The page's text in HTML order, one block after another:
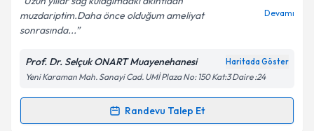
Metni'ni okudum ve kişisel verilerimin belirtilen
kapsamda işlenmesini kabul ediyorum.
Takvim Talebini Gönder
muzdariptim.Daha önce olduğum ameliyat
sonrasında...
Devamı
Prof. Dr. Selçuk ONART Muayenehanesi Haritada Göster
Yeni Karaman Mah. Sanayi Cad. UMİ Plaza No: 150 Kat:3 Daire :24
Randevu Talep Et
Randevu Takvimi Talebi